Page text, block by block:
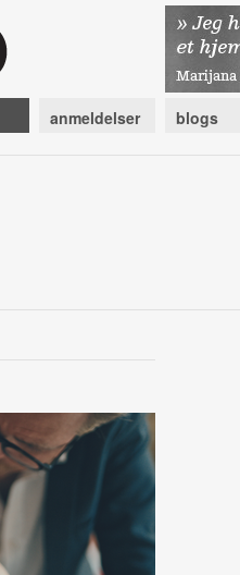
anmeldelser blogs